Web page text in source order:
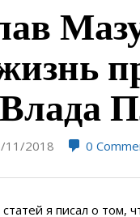
11/2018 0
я писал о том,